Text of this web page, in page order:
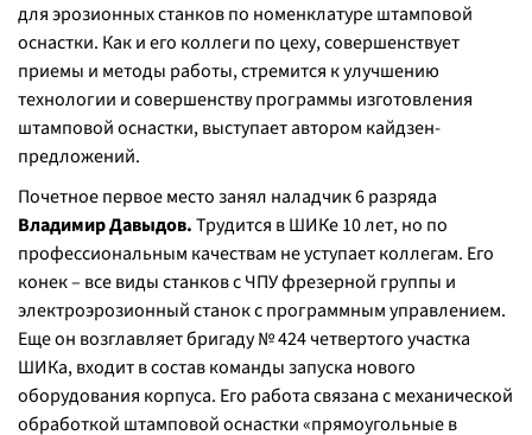
для эрозионных станков по номенклатуре штамповой
оснастки. Как и его коллеги по цеху, совершенствует
приемы и методы работы, стремится к улучшению
технологии и совершенству программы изготовления
штамповой оснастки, выступает автором кайдзен-
предложений.
Почетное первое место занял наладчик 6 разряда
Владимир Давыдов.Трудится в ШИКе 10 лет, но по
профессиональным качествам не уступает коллегам. Его
конек – все виды станков с ЧПУ фрезерной группы и
электроэрозионный станок с программным управлением.
Еще он возглавляет бригаду № 424 четвертого участка
ШИКа, входит в состав команды запуска нового
оборудования корпуса. Его работа связана с механической
обработкой штамповой оснастки «прямоугольные в